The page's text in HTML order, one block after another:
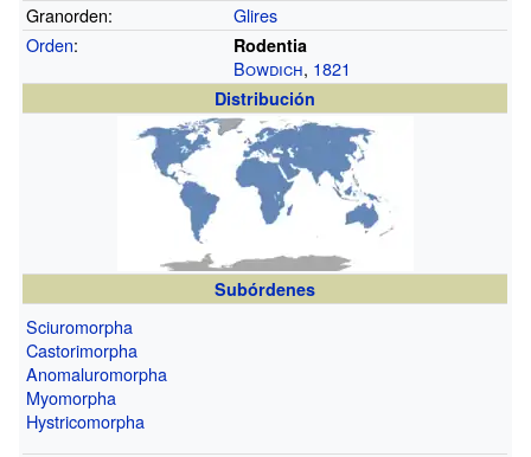
Granorden:
Glires
Orden: Rodentia
Bowdich, 1821
Distribución
Subórdenes
Sciuromorpha
Castorimorpha
Anomaluromorpha
Myomorpha
Hystricomorpha